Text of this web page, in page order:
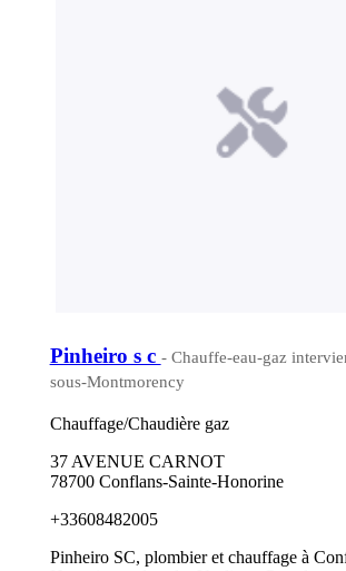
Pinheiro s c - Chauffe-eau-gaz
sous-Montmorency
Chauffage/Chaudière gaz
37 AVENUE CARNOT
78700 Conflans-Sainte-Honorine
+33608482005
Pinheiro SC, plombier et chauffage à